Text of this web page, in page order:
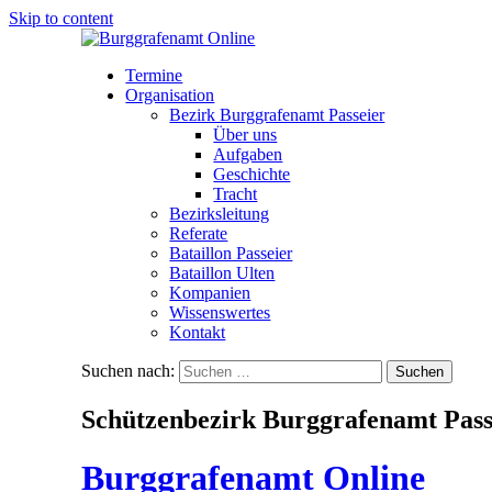
Skip to content
Termine
Organisation
Bezirk Burggrafenamt Passeier
Über uns
Aufgaben
Geschichte
Tracht
Bezirksleitung
Referate
Bataillon Passeier
Bataillon Ulten
Kompanien
Wissenswertes
Kontakt
Suchen nach:
Schützenbezirk Burggrafenamt
Burggrafenamt Online